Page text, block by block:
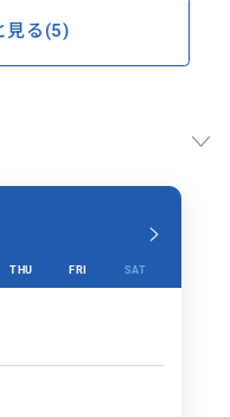
見る(5)
THU FRI SAT